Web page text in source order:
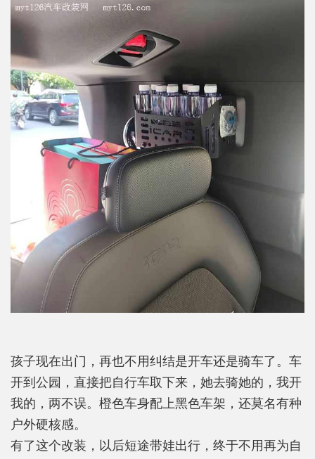
孩子现在出门，再也不用纠结是开车还是骑车了。车
开到公园，直接把自行车取下来，她去骑她的，我开
我的，两不误。橙色车身配上黑色车架，还莫名有种
户外硬核感。
有了这个改装，以后短途带娃出行，终于不用再为自